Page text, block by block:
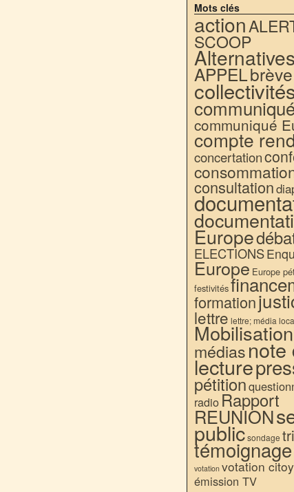
Mots clés
action
SCOOP
Alternatives
APPELbrève
communiqué
compte
concertation
consultation
Europe
ELECTIONS
Europe Europe
festivités
formation
lettre lettre; média
Mobilisation
médiasnote
lecture
pétition
radio Rapport
REUNION
publicsondage
témoignage
votation votation
émission TV